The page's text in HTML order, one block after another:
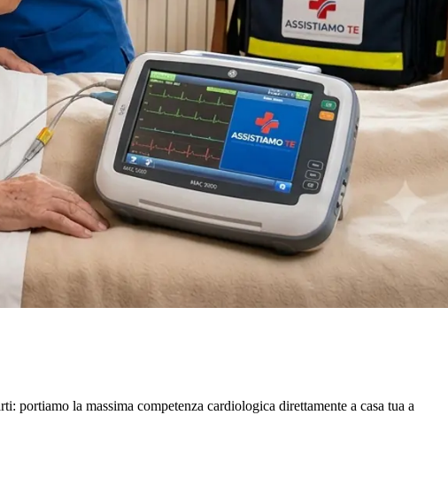
portiamo la massima competenza cardiologica direttamente a casa tua a